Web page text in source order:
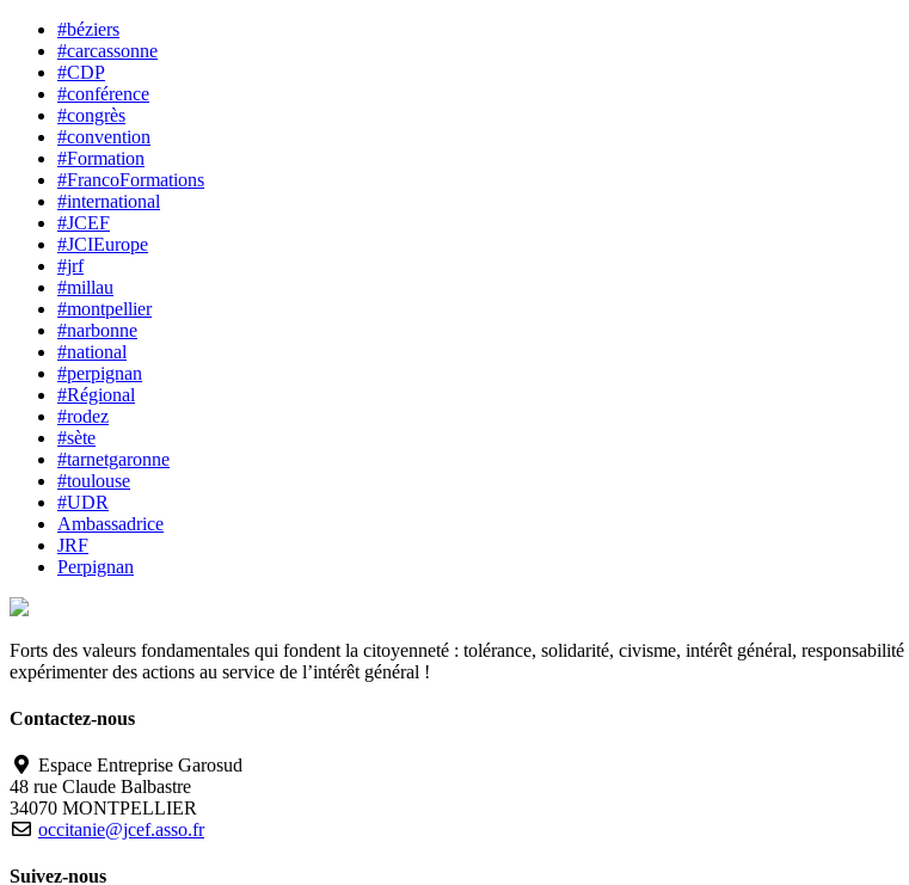
#béziers
#carcassonne
#CDP
#conférence
#congrès
#convention
#Formation
#FrancoFormations
#international
#JCEF
#JCIEurope
#jrf
#millau
#montpellier
#narbonne
#national
#perpignan
#Régional
#rodez
#sète
#tarnetgaronne
#toulouse
#UDR
Ambassadrice
JRF
Perpignan
Forts des valeurs fondamentales qui fondent la citoyenneté : tolérance, solidarité, civisme, intérêt général,
expérimenter des actions au service de l’intérêt général !
Contactez-nous
Espace Entreprise Garosud
48 rue Claude Balbastre
34070 MONTPELLIER
occitanie@jcef.asso.fr
Suivez-nous